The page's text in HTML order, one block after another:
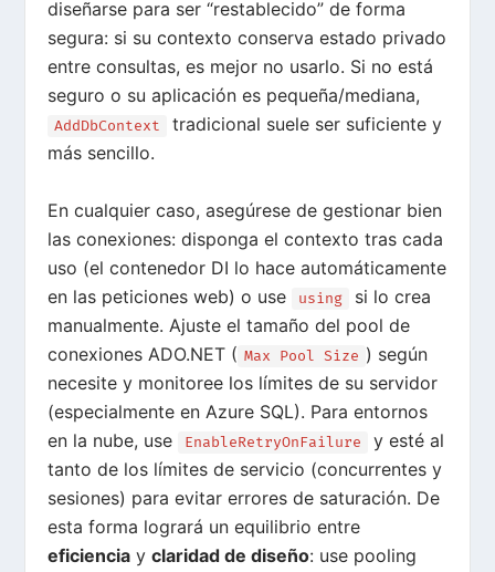
diseñarse para ser “restablecido” de forma
segura: si su contexto conserva estado privado
entre consultas, es mejor no usarlo. Si no está
seguro o su aplicación es pequeña/mediana,
AddDbContext
tradicional suele ser suficiente y
más sencillo.
En cualquier caso, asegúrese de gestionar bien
las conexiones: disponga el contexto tras cada
uso (el contenedor DI lo hace automáticamente
en las peticiones web) o use
using
si lo crea
manualmente. Ajuste el tamaño del pool de
conexiones ADO.NET ( Max Pool Size ) según
necesite y monitoree los límites de su servidor
(especialmente en Azure SQL). Para entornos
en la nube, use
EnableRetryOnFailure
y esté al
tanto de los límites de servicio (concurrentes y
sesiones) para evitar errores de saturación. De
esta forma logrará un equilibrio entre
eficiencia yclaridad de diseño: use pooling